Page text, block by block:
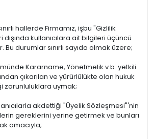
hallerde Firmamız, işbu "Gizlilik
dışında kullanıcılara ait bilgileri üçüncü
Bu durumlar sınırlı sayıda olmak üzere;
Kararname, Yönetmelik v.b. yetkili
çıkarılan ve yürürlülükte olan hukuk
zorunluluklara uymak;
akdettiği "Üyelik Sözleşmesi"'nin
gereklerini yerine getirmek ve bunları
amacıyla;